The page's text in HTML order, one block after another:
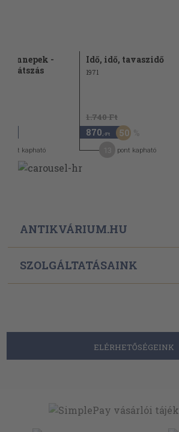
ünnepek -
pont kapható
Idő, idő, tavaszidő
1971
1.740 Ft
870 ,-Ft 50
pont kapható
ANTIKVÁRIUM.HU
SZOLGÁLTATÁSAINK
ELÉRHETŐSÉGEINK